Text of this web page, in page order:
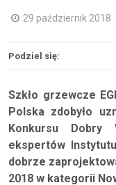
29 październik 2018
Podziel się:
Szkło grzewcze
Polska zdobyło
Konkursu Dobry
ekspertów
dobrze
2018 w kategorii